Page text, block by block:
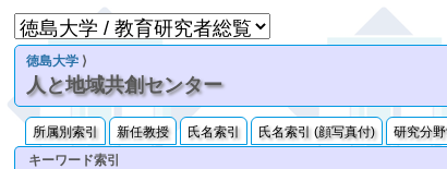
徳島大学 ⟩
人と地域共創センター
所属別索引 新任教授 氏名索引 氏名索引 (顔写真付) 研究分
キーワード索引